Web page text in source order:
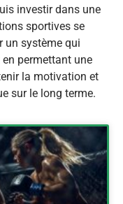
investir dans une
sportives se
un système qui
permettant une
la motivation et
sur le long terme.